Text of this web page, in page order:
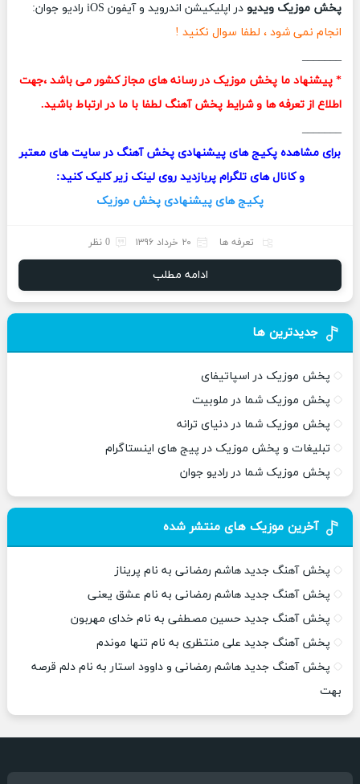
پخش موزیک ویدیودر اپلیکیشن اندروید و آیفون iOS رادیو جوان:
انجام نمی شود ، لطفا سوال نکنید !
_______
* پیشنهاد ما پخش موزیک در رسانه های مجاز کشور می باشد ،جهت
اطلاع از تعرفه ها و شرایط پخش آهنگ لطفا با ما در ارتباط باشید.
_______
برای مشاهده پکیج های پیشنهادی پخش آهنگ در سایت های معتبر
و کانال های تلگرام پربازدید روی لینک زیر کلیک کنید:
پکیج های پیشنهادی پخش موزیک
تعرفه ها ۲۰ خرداد ۱۳۹۶ 0 نظر
ادامه مطلب
جدیدترین ها
پخش موزیک در اسپاتیفای
پخش موزیک شما در ملوبیت
پخش موزیک شما در دنیای ترانه
تبلیغات و پخش موزیک در پیج های اینستاگرام
پخش موزیک شما در رادیو جوان
آخرین موزیک های منتشر شده
پخش آهنگ جدید هاشم رمضانی به نام پریناز
پخش آهنگ جدید هاشم رمضانی به نام عشق یعنی
پخش آهنگ جدید حسین مصطفی به نام خدای مهربون
پخش آهنگ جدید علی منتظری به نام تنها موندم
پخش آهنگ جدید هاشم رمضانی و داوود استار به نام دلم قرصه
بهت